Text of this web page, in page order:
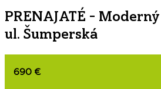
PRENAJATÉ –
ul. Šumperská
690 €